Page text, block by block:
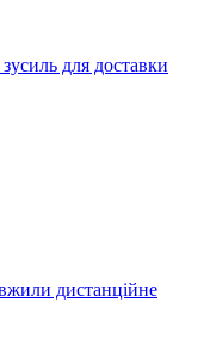
для доставки
дистанційне